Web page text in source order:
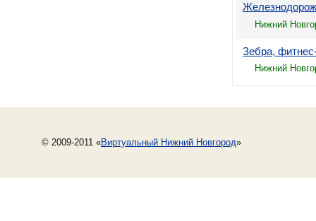
Нижний
Зебра,
Нижний
© 2009-2011 «Виртуальный Нижний Новгород»